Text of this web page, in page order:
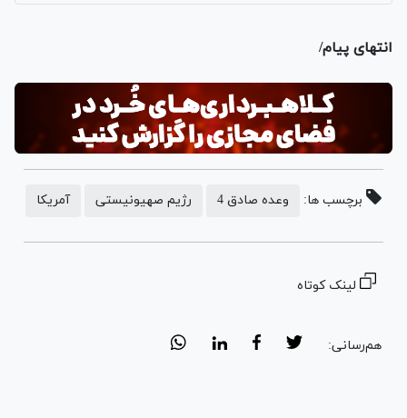
انتهای پیام/
برچسب ها: وعده صادق 4 رژیم صهیونیستی آمریکا
لینک کوتاه
هم‌رسانی: